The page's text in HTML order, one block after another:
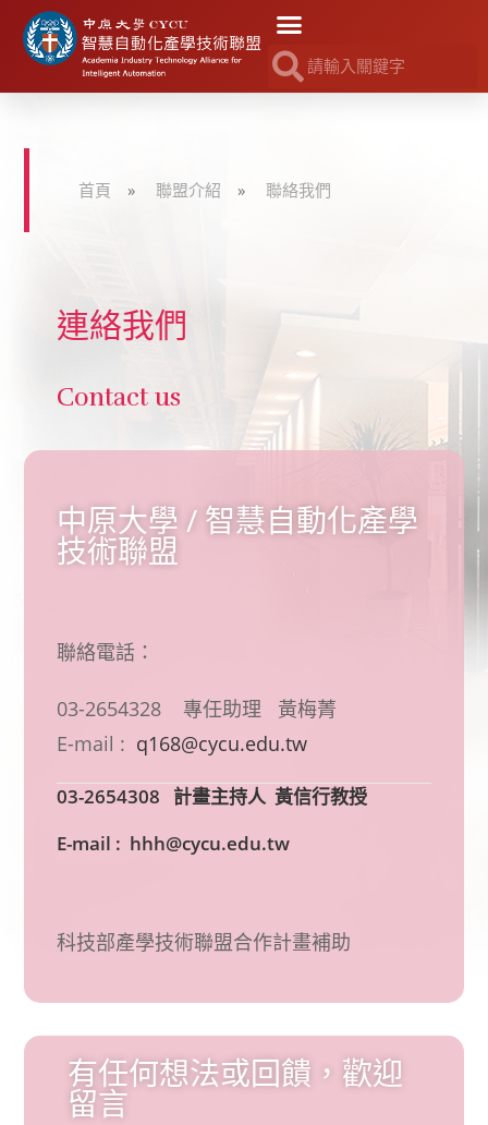
首頁 » 聯盟介紹 » 聯絡我們
連絡我們
Contact us
中原大學 / 智慧自動化產學
技術聯盟
聯絡電話：
03-2654328專任助理 黃梅菁
E-mail : q168@cycu.edu.tw
03-2654308 計畫主持人 黃信行教授
E-mail : hhh@cycu.edu.tw
科技部產學技術聯盟合作計畫補助
有任何想法或回饋，歡迎
留言